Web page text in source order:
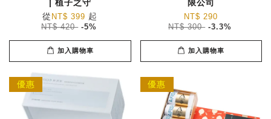
| 植子之守
從 NT$ 399 起
NT$ 420 -5%
加入購物車
限公司
NT$ 290
NT$ 300 -3.3%
加入購物車
優惠 優惠